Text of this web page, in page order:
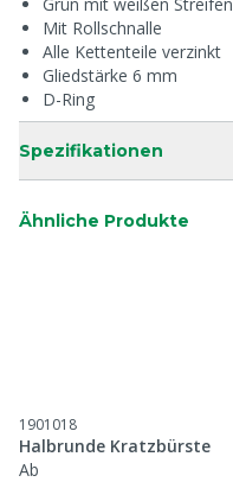
Mit Rollschnalle
Alle Kettenteile verzinkt
Gliedstärke 6 mm
D-Ring
Spezifikationen
Ähnliche Produkte
1901018
Halbrunde Kratzbürste
Ab